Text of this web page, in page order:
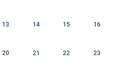
13 14 15 16
20 21 22 23